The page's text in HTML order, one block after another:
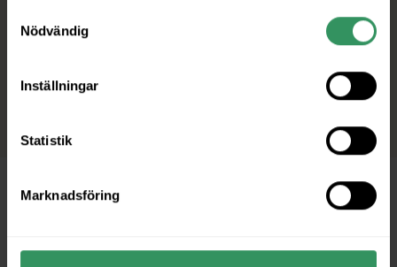
Nödvändig
Inställningar
Statistik
Marknadsföring